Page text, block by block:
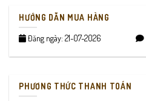
HƯỚNG DẪN MUA HÀNG
Đăng ngày: 21-07-2026
PHƯƠNG THỨC THANH TOÁN